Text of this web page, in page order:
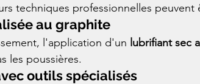
techniques professionnelles peuvent
au graphite
l'application d'un lubrifiant sec
les poussières.
outils spécialisés